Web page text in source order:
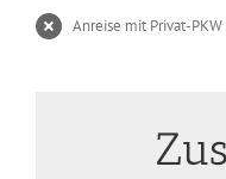
Anreise mit Privat-